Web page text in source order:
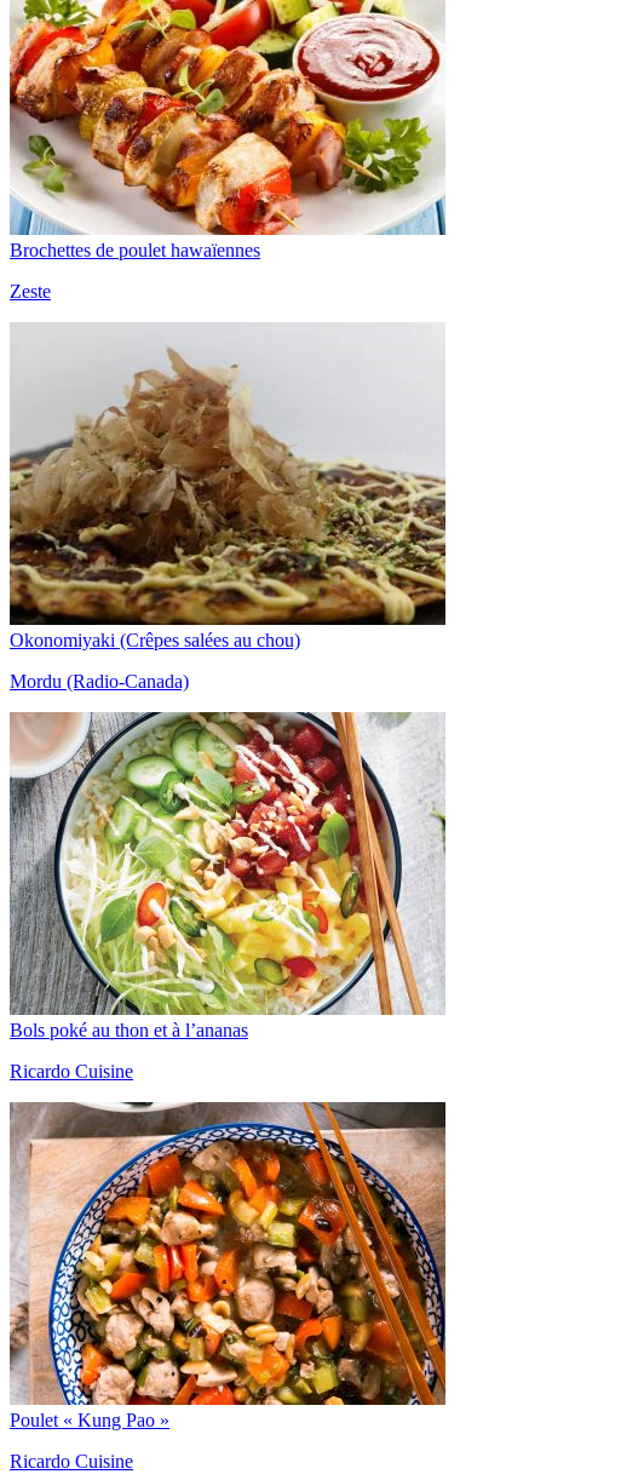
Brochettes de poulet hawaïennes
Zeste
Okonomiyaki (Crêpes salées au chou)
Mordu (Radio-Canada)
Bols poké au thon et à l’ananas
Ricardo Cuisine
Poulet « Kung Pao »
Ricardo Cuisine